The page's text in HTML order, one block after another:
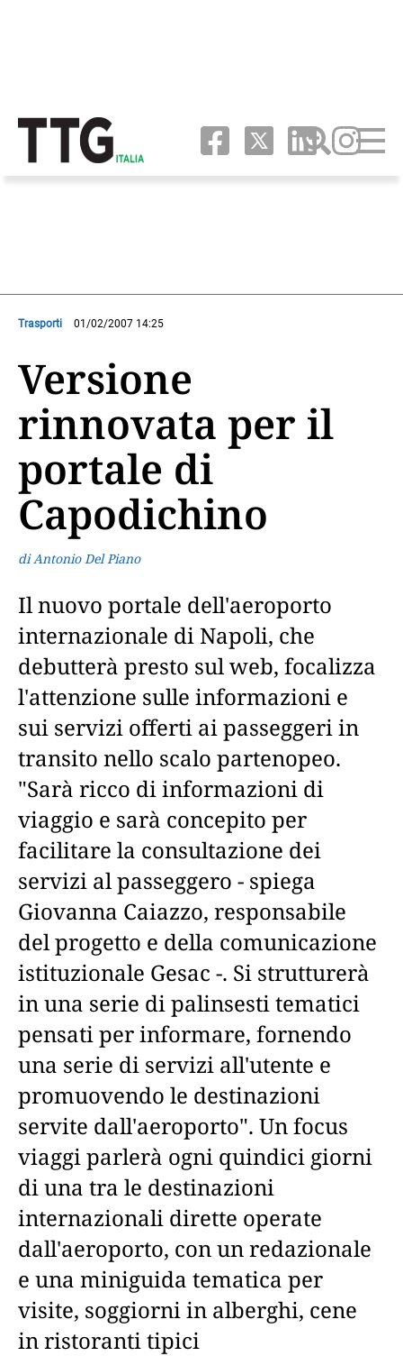
Trasporti 01/02/2007 14:25
Versione
rinnovata per il
portale di
Capodichino
di Antonio Del Piano
Il nuovo portale dell'aeroporto
internazionale di Napoli, che
debutterà presto sul web, focalizza
l'attenzione sulle informazioni e
sui servizi offerti ai passeggeri in
transito nello scalo partenopeo.
"Sarà ricco di informazioni di
viaggio e sarà concepito per
facilitare la consultazione dei
servizi al passeggero - spiega
Giovanna Caiazzo, responsabile
del progetto e della comunicazione
istituzionale Gesac -. Si strutturerà
in una serie di palinsesti tematici
pensati per informare, fornendo
una serie di servizi all'utente e
promuovendo le destinazioni
servite dall'aeroporto". Un focus
viaggi parlerà ogni quindici giorni
di una tra le destinazioni
internazionali dirette operate
dall'aeroporto, con un redazionale
e una miniguida tematica per
visite, soggiorni in alberghi, cene
in ristoranti tipici